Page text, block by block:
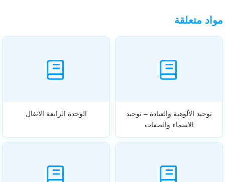
مواد متعلقة
توحيد الألوهية والعبادة – توحيد
الاسماء والصفات
الوحدة الرابعة الانفال